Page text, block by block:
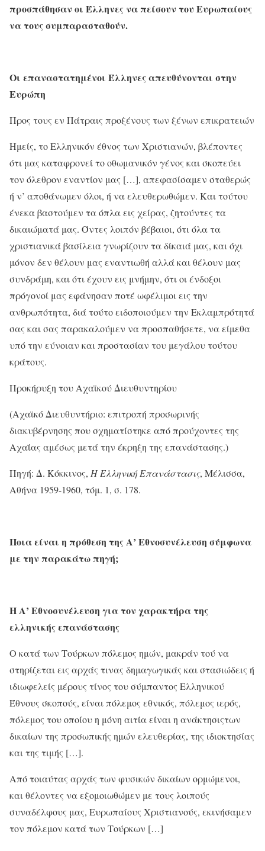
προσπάθησαν οι Έλληνες να πείσουν του Ευρωπαίους
να τους συμπαρασταθούν.
Οι επαναστατημένοι Έλληνες απευθύνονται στην
Ευρώπη
Προς τους εν Πάτραις προξένους των ξένων επικρατειών
Ημείς, το Ελληνικόν έθνος των Χριστιανών, βλέποντες
ότι μας καταφρονεί το οθωμανικόν γένος και σκοπεύει
τον όλεθρον εναντίον μας […], απεφασίσαμεν σταθερώς
ή ν’ αποθάνωμεν όλοι, ή να ελευθερωθώμεν. Και τούτου
ένεκα βαστούμεν τα όπλα εις χείρας, ζητούντες τα
δικαιώματά μας. Όντες λοιπόν βέβαιοι, ότι όλα τα
χριστιανικά βασίλεια γνωρίζουν τα δίκαιά μας, και όχι
μόνον δεν θέλουν μας εναντιωθή αλλά και θέλουν μας
συνδράμη, και ότι έχουν εις μνήμην, ότι οι ένδοξοι
πρόγονοί μας εφάνησαν ποτέ ωφέλιμοι εις την
ανθρωπότητα, διά τούτο ειδοποιούμεν την Εκλαμπρότητά
σας και σας παρακαλούμεν να προσπαθήσετε, να είμεθα
υπό την εύνοιαν και προστασίαν του μεγάλου τούτου
κράτους.
Προκήρυξη του Αχαϊκού Διευθυντηρίου
(Αχαϊκό Διευθυντήριο: επιτροπή προσωρινής
διακυβέρνησης που σχηματίστηκε από προύχοντες της
Αχαΐας αμέσως μετά την έκρηξη της επανάστασης.)
Πηγή: Δ. Κόκκινος, Η Ελληνική Επανάστασις, Μέλισσα,
Αθήνα 1959-1960, τόμ. 1, σ. 178.
Ποια είναι η πρόθεση της Α’ Εθνοσυνέλευση σύμφωνα
με την παρακάτω πηγή;
Η Α’ Εθνοσυνέλευση για τον χαρακτήρα της
ελληνικής επανάστασης
Ο κατά των Τούρκων πόλεμος ημών, μακράν τού να
στηρίζεται εις αρχάς τινας δημαγωγικάς και στασιώδεις ή
ιδιωφελείς μέρους τίνος του σύμπαντος Ελληνικού
Έθνους σκοπούς, είναι πόλεμος εθνικός, πόλεμος ιερός,
πόλεμος του οποίου η μόνη αιτία είναι η ανάκτησιςτων
δικαίων της προσωπικής ημών ελευθερίας, της ιδιοκτησίας
και της τιμής […].
Από τοιαύτας αρχάς των φυσικών δικαίων ορμώμενοι,
και θέλοντες να εξομοιωθώμεν με τους λοιπούς
συναδέλφους μας, Ευρωπαίους Χριστιανούς, εκινήσαμεν
τον πόλεμον κατά των Τούρκων […]